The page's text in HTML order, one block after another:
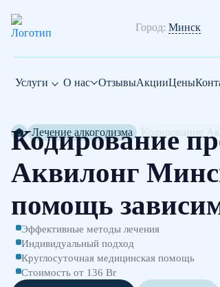
Город: Минск
Услуги О нас ОтзывыАкцииЦены
Лечение алкоголизма
Кодирование
Аквилонг
помощь
Эффективные методы лечения
Индивидуальный подход
Круглосуточная медицинская помощь
Стоимость от 136 Br